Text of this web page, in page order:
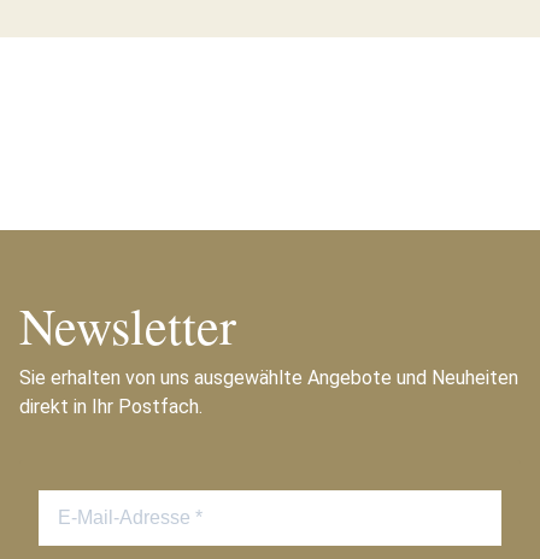
Newsletter
Sie erhalten von uns ausgewählte Angebote und Neuheiten
direkt in Ihr Postfach.